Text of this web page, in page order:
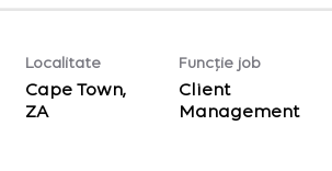
Localitate
Cape Town,
ZA
Funcție job
Client
Management